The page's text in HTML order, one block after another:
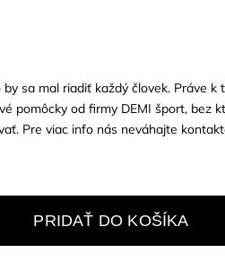
sa mal riadiť každý človek. Práve k
pomôcky od firmy DEMI šport, bez
Pre viac info nás neváhajte
PRIDAŤ DO KOŠÍKA